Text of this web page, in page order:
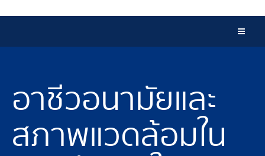
อาชีวอนามัยและ
สภาพแวดล้อมใน